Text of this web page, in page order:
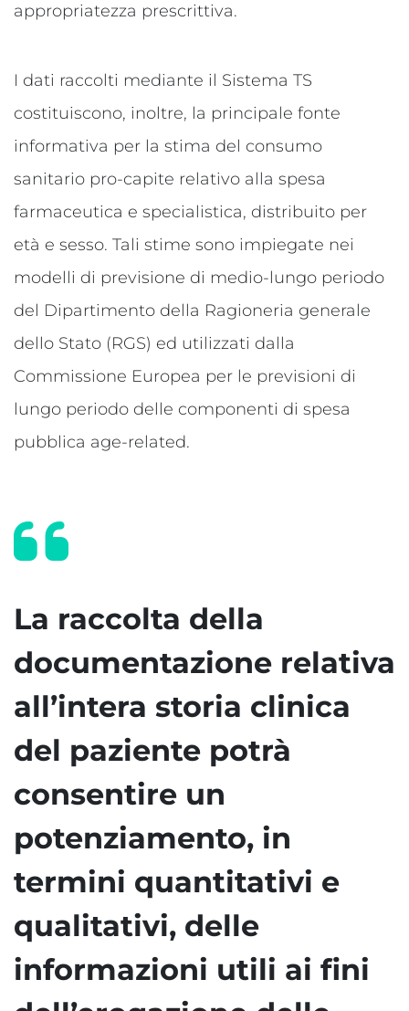
appropriatezza prescrittiva.
I dati raccolti mediante il Sistema TS
costituiscono, inoltre, la principale fonte
informativa per la stima del consumo
sanitario pro-capite relativo alla spesa
farmaceutica e specialistica, distribuito per
età e sesso. Tali stime sono impiegate nei
modelli di previsione di medio-lungo periodo
del Dipartimento della Ragioneria generale
dello Stato (RGS) ed utilizzati dalla
Commissione Europea per le previsioni di
lungo periodo delle componenti di spesa
pubblica age-related.
La raccolta della
documentazione relativa
all’intera storia clinica
del paziente potrà
consentire un
potenziamento, in
termini quantitativi e
qualitativi, delle
informazioni utili ai fini